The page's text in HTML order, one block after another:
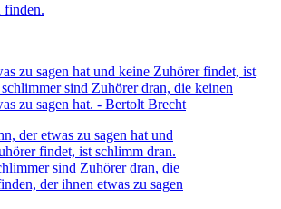
finden.
der etwas zu sagen hat und
findet, ist schlimm dran.
sind Zuhörer dran, die
der ihnen etwas zu sagen